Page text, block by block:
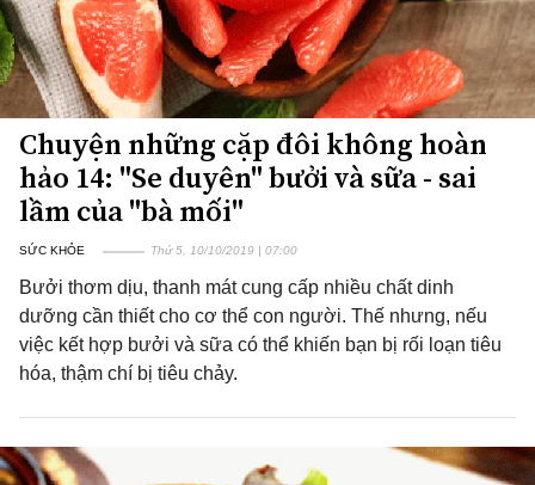
Chuyện những cặp đôi không hoàn
hảo 14: "Se duyên" bưởi và sữa - sai
lầm của "bà mối"
SỨC KHỎE Thứ 5, 10/10/2019 | 07:00
Bưởi thơm dịu, thanh mát cung cấp nhiều chất dinh
dưỡng cần thiết cho cơ thể con người. Thế nhưng, nếu
việc kết hợp bưởi và sữa có thể khiến bạn bị rối loạn tiêu
hóa, thậm chí bị tiêu chảy.